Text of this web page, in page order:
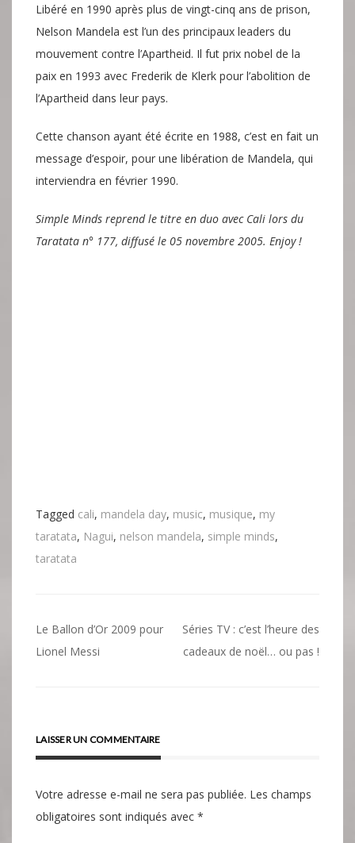
Libéré en 1990 après plus de vingt-cinq ans de prison,
Nelson Mandela est l’un des principaux leaders du
mouvement contre l’Apartheid. Il fut prix nobel de la
paix en 1993 avec Frederik de Klerk pour l’abolition de
l’Apartheid dans leur pays.
Cette chanson ayant été écrite en 1988, c’est en fait un
message d’espoir, pour une libération de Mandela, qui
interviendra en février 1990.
Simple Minds reprend le titre en duo avec Cali lors du
Taratata n° 177, diffusé le 05 novembre 2005. Enjoy !
Tagged cali, mandela day, music, musique, my
taratata, Nagui, nelson mandela, simple minds,
taratata
Navigation
de
Le Ballon d’Or 2009 pour
Lionel Messi
Séries TV : c’est l’heure des
cadeaux de noël… ou pas !
LAISSER UN COMMENTAIRE
Votre adresse e-mail ne sera pas publiée. Les champs
obligatoires sont indiqués avec *